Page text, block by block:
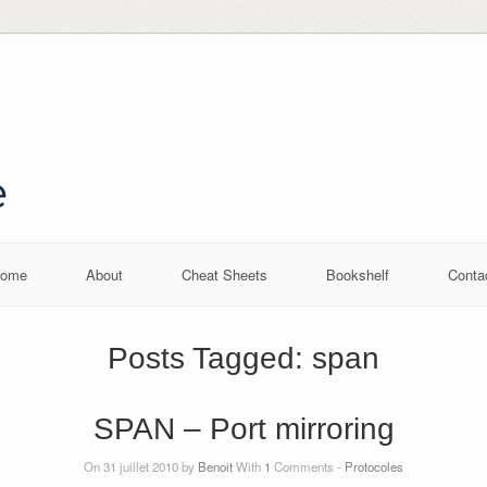
About Cheat Sheets Bookshelf
Posts Tagged: span
SPAN – Port mirroring
On 31 juillet 2010 by BenoitWith 1 Comments - Protocoles